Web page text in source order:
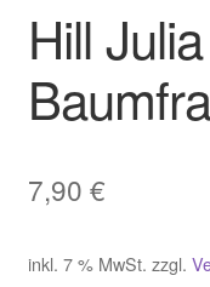
Hill
7,90 €
inkl. 7 % MwSt. zzgl.